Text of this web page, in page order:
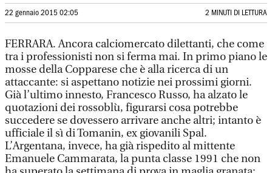
22 gennaio 2015 02:05 2 MINUTI DI LETTURA
FERRARA. Ancora calciomercato dilettanti, che come
tra i professionisti non si ferma mai. In primo piano le
mosse della Copparese che è alla ricerca di un
attaccante: si aspettano notizie nei prossimi giorni.
Già l’ultimo innesto, Francesco Russo, ha alzato le
quotazioni dei rossoblù, figurarsi cosa potrebbe
succedere se dovessero arrivare anche altri; intanto è
ufficiale il sì di Tomanin, ex giovanili Spal.
L’Argentana, invece, ha già rispedito al mittente
Emanuele Cammarata, la punta classe 1991 che non